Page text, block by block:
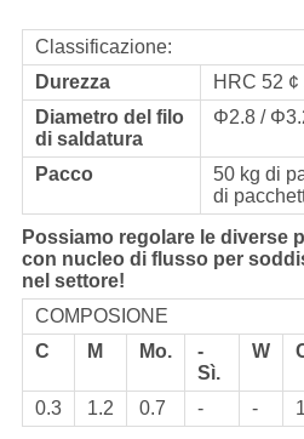
Classificazione:
Durezza
HRC 52 ¢
Diametro del filo
di saldatura
Φ2.8 /
Pacco
50 kg di
di
Possiamo regolare le diverse
con nucleo di flusso per
nel settore!
COMPOSIONE
C
M Mo.
-
Sì.
W
0.3 1.2 0.7 - -